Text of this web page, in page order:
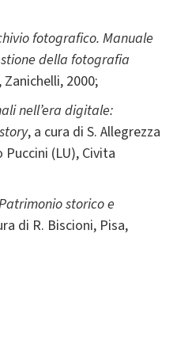
fotografico. Manuale
della fotografia
2000;
nell’era digitale:
, a cura di S. Allegrezza
(LU), Civita
storico e
di R. Biscioni, Pisa,